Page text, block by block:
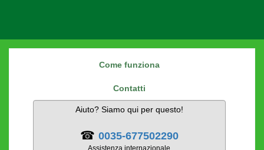
Come funziona
Contatti
Aiuto? Siamo qui per questo!
☎ 0035-677502290
Assistenza internazionale